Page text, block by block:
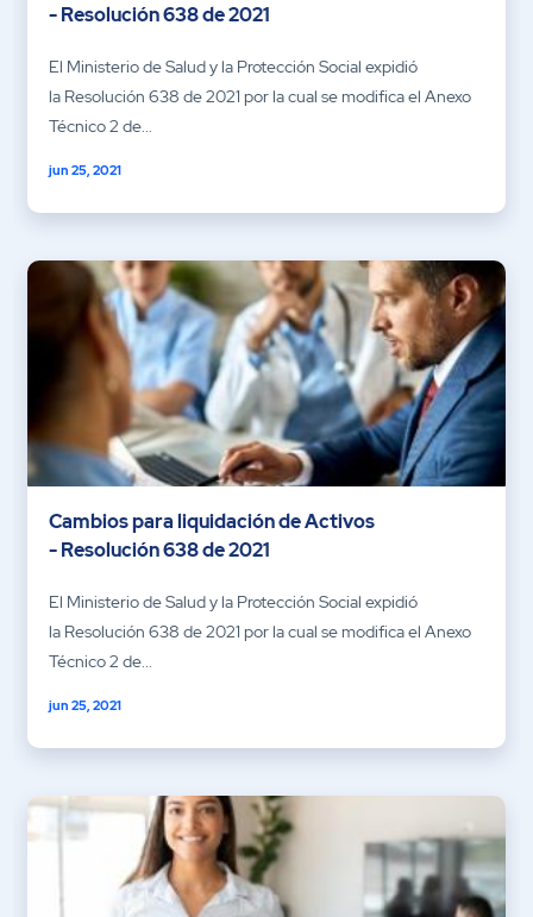
- Resolución 638 de 2021
El Ministerio de Salud y la Protección Social expidió
la Resolución 638 de 2021 por la cual se modifica el Anexo
Técnico 2 de...
jun 25, 2021
Cambios para liquidación de Activos
- Resolución 638 de 2021
El Ministerio de Salud y la Protección Social expidió
la Resolución 638 de 2021 por la cual se modifica el Anexo
Técnico 2 de...
jun 25, 2021